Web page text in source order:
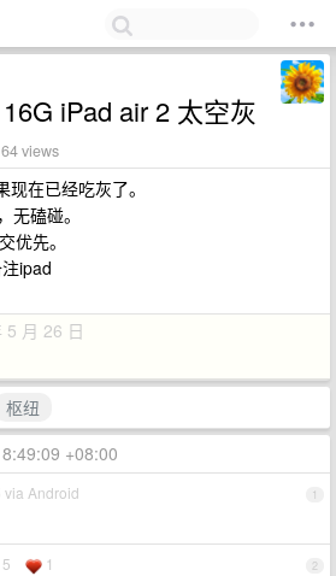
iPad air 2 太空灰
views
在已经吃灰了。
无磕碰。
优先。
ipad
月 26 日
枢纽
+08:00
1
via Android
2
1